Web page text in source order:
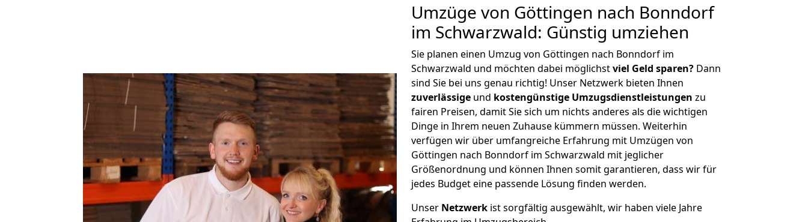
Umzüge von Göttingen nach Bonndorf
im Schwarzwald: Günstig umziehen
Sie planen einen Umzug von Göttingen nach Bonndorf im
Schwarzwald und möchten dabei möglichstviel Geld sparen? Dann
sind Sie bei uns genau richtig! Unser Netzwerk bieten Ihnen
zuverlässige und kostengünstige Umzugsdienstleistungen zu
fairen Preisen, damit Sie sich um nichts anderes als die wichtigen
Dinge in Ihrem neuen Zuhause kümmern müssen. Weiterhin
verfügen wir über umfangreiche Erfahrung mit Umzügen von
Göttingen nach Bonndorf im Schwarzwald mit jeglicher
Größenordnung und können Ihnen somit garantieren, dass wir für
jedes Budget eine passende Lösung finden werden.
Unser Netzwerk ist sorgfältig ausgewählt, wir haben viele Jahre